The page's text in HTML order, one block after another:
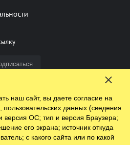
фрагмент и нажмите Ctrl+Enter
наш сайт, вы даете согласие на
данных (сведения
версия ОС; тип и версия Браузера;
его экрана; источник откуда
с какого сайта или по какой